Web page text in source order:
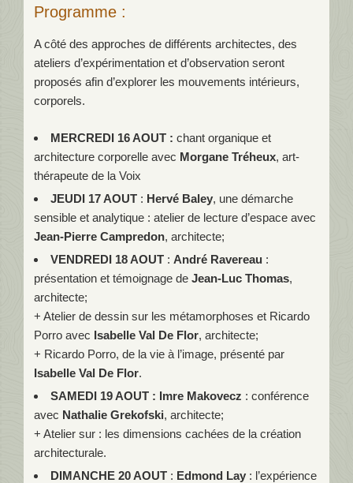
Programme :
A côté des approches de différents architectes, des
ateliers d’expérimentation et d’observation seront
proposés afin d’explorer les mouvements intérieurs,
corporels.
MERCREDI 16 AOUT : chant organique et
architecture corporelle avec Morgane Tréheux, art-
thérapeute de la Voix
JEUDI 17 AOUT : Hervé Baley, une démarche
sensible et analytique : atelier de lecture d’espace avec
Jean-Pierre Campredon, architecte;
VENDREDI 18 AOUT : André Ravereau :
présentation et témoignage de Jean-Luc Thomas,
architecte;
+ Atelier de dessin sur les métamorphoses et Ricardo
Porro avec Isabelle Val De Flor, architecte;
+ Ricardo Porro, de la vie à l’image, présenté par
Isabelle Val De Flor.
SAMEDI 19 AOUT : Imre Makovecz : conférence
avec Nathalie Grekofski, architecte;
+ Atelier sur : les dimensions cachées de la création
architecturale.
DIMANCHE 20 AOUT : Edmond Lay : l’expérience